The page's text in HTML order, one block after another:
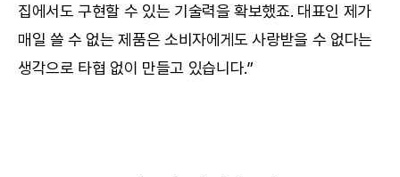
집에서도 구현할 수 있는 기술력을 확보했죠. 대표인 제가
매일 쓸 수 없는 제품은 소비자에게도 사랑받을 수 없다는
생각으로 타협 없이 만들고 있습니다.”